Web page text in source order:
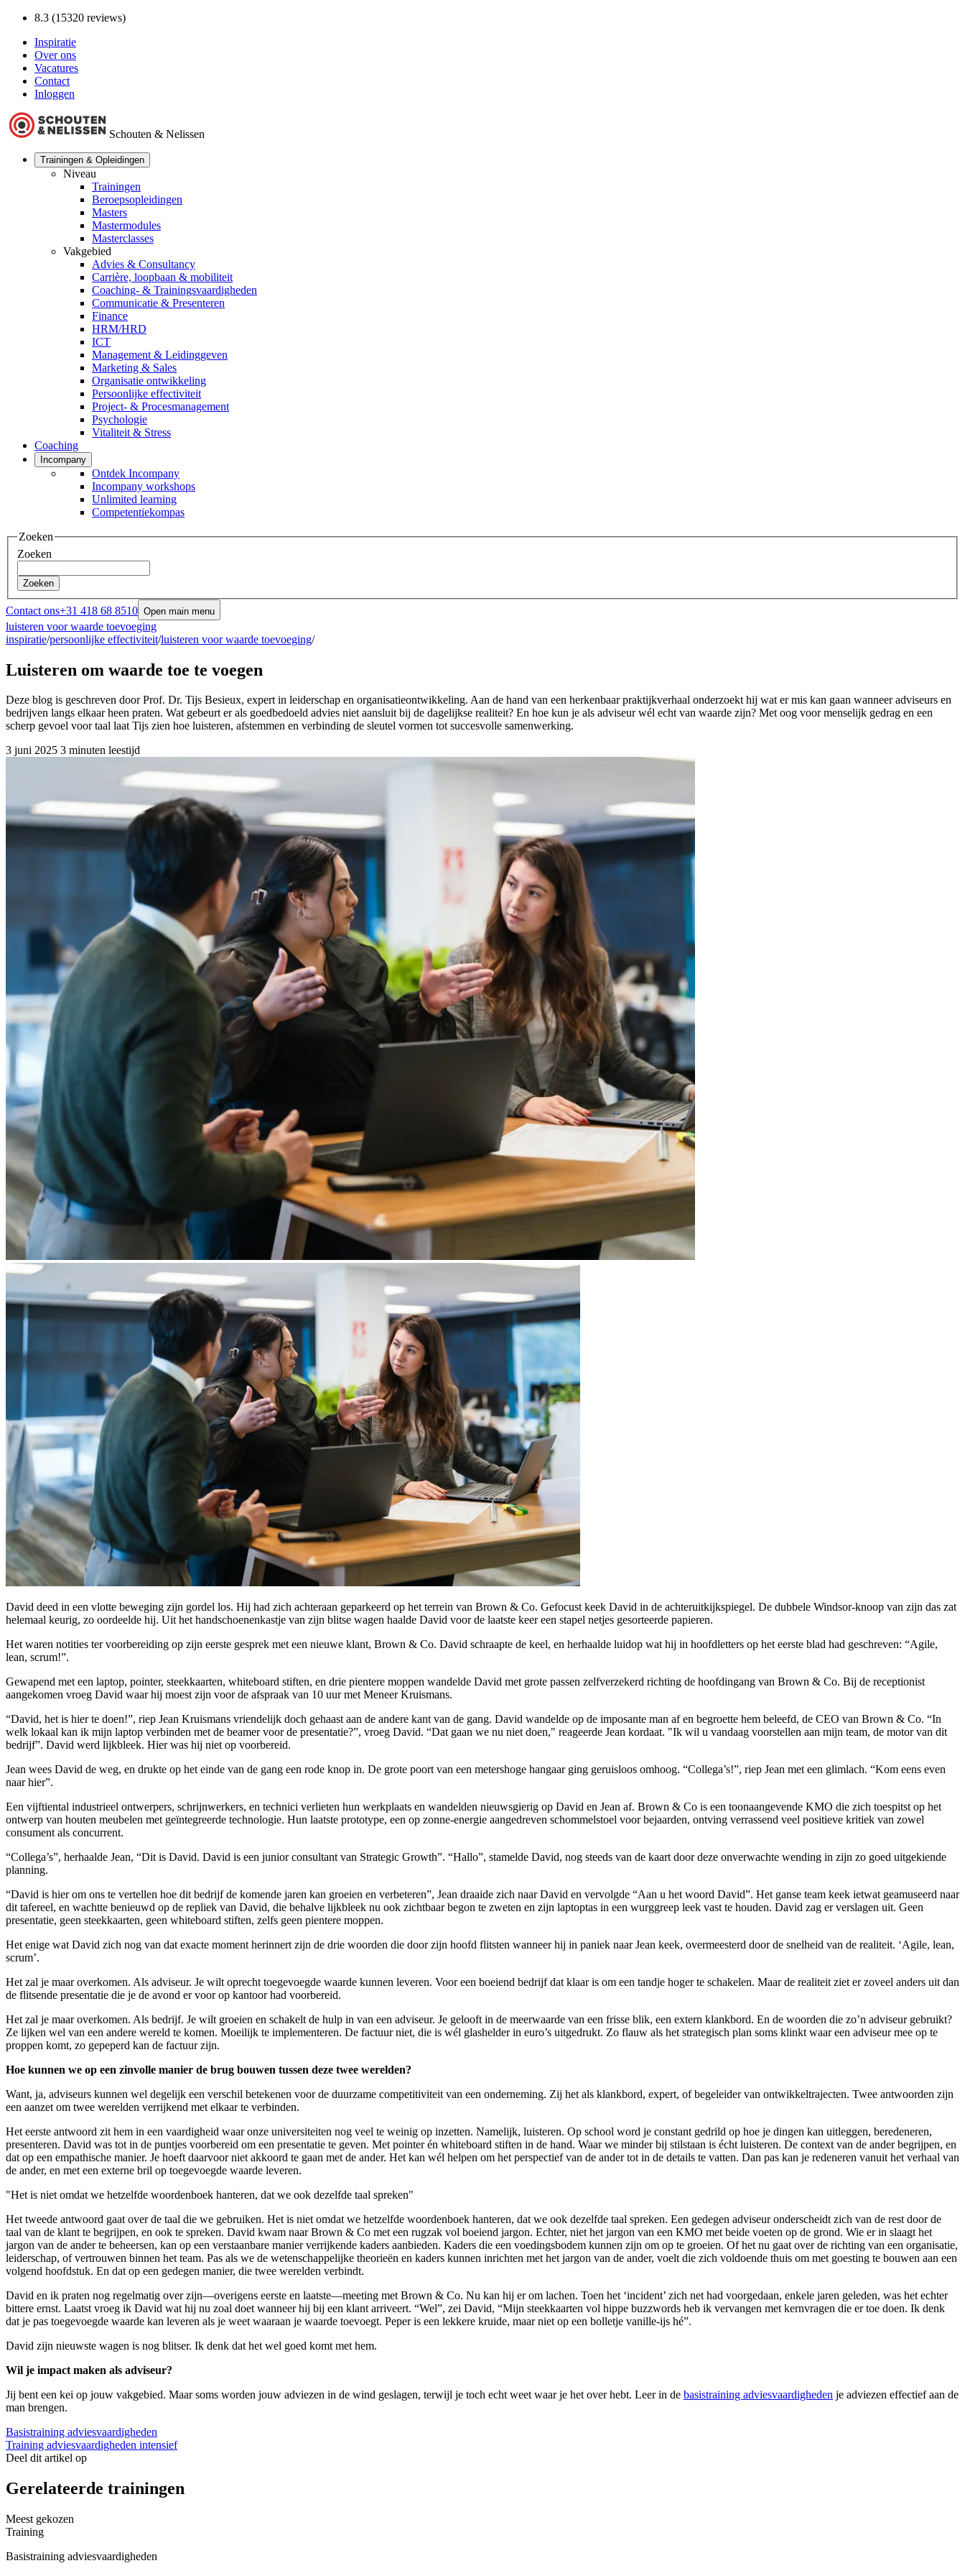
8.3 (15320 reviews)
Inspiratie
Over ons
Vacatures
Contact
Inloggen
Schouten & Nelissen
Trainingen & Opleidingen
Niveau
Trainingen
Beroepsopleidingen
Masters
Mastermodules
Masterclasses
Vakgebied
Advies & Consultancy
Carrière, loopbaan & mobiliteit
Coaching- & Trainingsvaardigheden
Communicatie & Presenteren
Finance
HRM/HRD
ICT
Management & Leidinggeven
Marketing & Sales
Organisatie ontwikkeling
Persoonlijke effectiviteit
Project- & Procesmanagement
Psychologie
Vitaliteit & Stress
Coaching
Incompany
Ontdek Incompany
Incompany workshops
Unlimited learning
Competentiekompas
Zoeken
Zoeken
Zoeken
Contact ons+31 418 68 8510 Open main menu
luisteren voor waarde toevoeging
inspiratie/persoonlijke effectiviteit/luisteren voor waarde toevoeging/
Luisteren om waarde toe te voegen
Deze blog is geschreven door Prof. Dr. Tijs Besieux, expert in leiderschap en organisatieontwikkeling. Aan de hand van een herkenbaar praktijkverhaal onderzoekt hij wat er mis kan gaan wanneer adviseurs en
bedrijven langs elkaar heen praten. Wat gebeurt er als goedbedoeld advies niet aansluit bij de dagelijkse realiteit? En hoe kun je als adviseur wél echt van waarde zijn? Met oog voor menselijk gedrag en een
scherp gevoel voor taal laat Tijs zien hoe luisteren, afstemmen en verbinding de sleutel vormen tot succesvolle samenwerking.
3 juni 2025 3 minuten leestijd
David deed in een vlotte beweging zijn gordel los. Hij had zich achteraan geparkeerd op het terrein van Brown & Co. Gefocust keek David in de achteruitkijkspiegel. De dubbele Windsor-knoop van zijn das zat
helemaal keurig, zo oordeelde hij. Uit het handschoenenkastje van zijn blitse wagen haalde David voor de laatste keer een stapel netjes gesorteerde papieren.
Het waren notities ter voorbereiding op zijn eerste gesprek met een nieuwe klant, Brown & Co. David schraapte de keel, en herhaalde luidop wat hij in hoofdletters op het eerste blad had geschreven: “Agile,
lean, scrum!”.
Gewapend met een laptop, pointer, steekkaarten, whiteboard stiften, en drie pientere moppen wandelde David met grote passen zelfverzekerd richting de hoofdingang van Brown & Co. Bij de receptionist
aangekomen vroeg David waar hij moest zijn voor de afspraak van 10 uur met Meneer Kruismans.
“David, het is hier te doen!”, riep Jean Kruismans vriendelijk doch gehaast aan de andere kant van de gang. David wandelde op de imposante man af en begroette hem beleefd, de CEO van Brown & Co. “In
welk lokaal kan ik mijn laptop verbinden met de beamer voor de presentatie?”, vroeg David. “Dat gaan we nu niet doen," reageerde Jean kordaat. "Ik wil u vandaag voorstellen aan mijn team, de motor van dit
bedrijf”. David werd lijkbleek. Hier was hij niet op voorbereid.
Jean wees David de weg, en drukte op het einde van de gang een rode knop in. De grote poort van een metershoge hangaar ging geruisloos omhoog. “Collega’s!”, riep Jean met een glimlach. “Kom eens even
naar hier”.
Een vijftiental industrieel ontwerpers, schrijnwerkers, en technici verlieten hun werkplaats en wandelden nieuwsgierig op David en Jean af. Brown & Co is een toonaangevende KMO die zich toespitst op het
ontwerp van houten meubelen met geïntegreerde technologie. Hun laatste prototype, een op zonne-energie aangedreven schommelstoel voor bejaarden, ontving verrassend veel positieve kritiek van zowel
consument als concurrent.
“Collega’s”, herhaalde Jean, “Dit is David. David is een junior consultant van Strategic Growth”. “Hallo”, stamelde David, nog steeds van de kaart door deze onverwachte wending in zijn zo goed uitgekiende
planning.
“David is hier om ons te vertellen hoe dit bedrijf de komende jaren kan groeien en verbeteren”, Jean draaide zich naar David en vervolgde “Aan u het woord David”. Het ganse team keek ietwat geamuseerd naar
dit tafereel, en wachtte benieuwd op de repliek van David, die behalve lijkbleek nu ook zichtbaar begon te zweten en zijn laptoptas in een wurggreep leek vast te houden. David zag er verslagen uit. Geen
presentatie, geen steekkaarten, geen whiteboard stiften, zelfs geen pientere moppen.
Het enige wat David zich nog van dat exacte moment herinnert zijn de drie woorden die door zijn hoofd flitsten wanneer hij in paniek naar Jean keek, overmeesterd door de snelheid van de realiteit. ‘Agile, lean,
scrum’.
Het zal je maar overkomen. Als adviseur. Je wilt oprecht toegevoegde waarde kunnen leveren. Voor een boeiend bedrijf dat klaar is om een tandje hoger te schakelen. Maar de realiteit ziet er zoveel anders uit dan
de flitsende presentatie die je de avond er voor op kantoor had voorbereid.
Het zal je maar overkomen. Als bedrijf. Je wilt groeien en schakelt de hulp in van een adviseur. Je gelooft in de meerwaarde van een frisse blik, een extern klankbord. En de woorden die zo’n adviseur gebruikt?
Ze lijken wel van een andere wereld te komen. Moeilijk te implementeren. De factuur niet, die is wél glashelder in euro’s uitgedrukt. Zo flauw als het strategisch plan soms klinkt waar een adviseur mee op te
proppen komt, zo gepeperd kan de factuur zijn.
Hoe kunnen we op een zinvolle manier de brug bouwen tussen deze twee werelden?
Want, ja, adviseurs kunnen wel degelijk een verschil betekenen voor de duurzame competitiviteit van een onderneming. Zij het als klankbord, expert, of begeleider van ontwikkeltrajecten. Twee antwoorden zijn
een aanzet om twee werelden verrijkend met elkaar te verbinden.
Het eerste antwoord zit hem in een vaardigheid waar onze universiteiten nog veel te weinig op inzetten. Namelijk, luisteren. Op school word je constant gedrild op hoe je dingen kan uitleggen, beredeneren,
presenteren. David was tot in de puntjes voorbereid om een presentatie te geven. Met pointer én whiteboard stiften in de hand. Waar we minder bij stilstaan is écht luisteren. De context van de ander begrijpen, en
dat op een empathische manier. Je hoeft daarvoor niet akkoord te gaan met de ander. Het kan wél helpen om het perspectief van de ander tot in de details te vatten. Dan pas kan je redeneren vanuit het verhaal van
de ander, en met een externe bril op toegevoegde waarde leveren.
"Het is niet omdat we hetzelfde woordenboek hanteren, dat we ook dezelfde taal spreken"
Het tweede antwoord gaat over de taal die we gebruiken. Het is niet omdat we hetzelfde woordenboek hanteren, dat we ook dezelfde taal spreken. Een gedegen adviseur onderscheidt zich van de rest door de
taal van de klant te begrijpen, en ook te spreken. David kwam naar Brown & Co met een rugzak vol boeiend jargon. Echter, niet het jargon van een KMO met beide voeten op de grond. Wie er in slaagt het
jargon van de ander te beheersen, kan op een verstaanbare manier verrijkende kaders aanbieden. Kaders die een voedingsbodem kunnen zijn om op te groeien. Of het nu gaat over de richting van een organisatie,
leiderschap, of vertrouwen binnen het team. Pas als we de wetenschappelijke theorieën en kaders kunnen inrichten met het jargon van de ander, voelt die zich voldoende thuis om met goesting te bouwen aan een
volgend hoofdstuk. En dat op een gedegen manier, die twee werelden verbindt.
David en ik praten nog regelmatig over zijn—overigens eerste en laatste—meeting met Brown & Co. Nu kan hij er om lachen. Toen het ‘incident’ zich net had voorgedaan, enkele jaren geleden, was het echter
bittere ernst. Laatst vroeg ik David wat hij nu zoal doet wanneer hij bij een klant arriveert. “Wel”, zei David, “Mijn steekkaarten vol hippe buzzwords heb ik vervangen met kernvragen die er toe doen. Ik denk
dat je pas toegevoegde waarde kan leveren als je weet waaraan je waarde toevoegt. Peper is een lekkere kruide, maar niet op een bolletje vanille-ijs hé”.
David zijn nieuwste wagen is nog blitser. Ik denk dat het wel goed komt met hem.
Wil je impact maken als adviseur?
Jij bent een kei op jouw vakgebied. Maar soms worden jouw adviezen in de wind geslagen, terwijl je toch echt weet waar je het over hebt. Leer in de basistraining adviesvaardigheden je adviezen effectief aan de
man brengen.
Basistraining adviesvaardigheden
Training adviesvaardigheden intensief
Deel dit artikel op
Gerelateerde trainingen
Meest gekozen
Training
Basistraining adviesvaardigheden